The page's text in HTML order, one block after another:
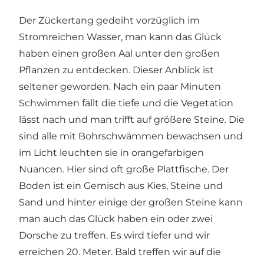
Der Zückertang gedeiht vorzüglich im
Stromreichen Wasser, man kann das Glück
haben einen großen Aal unter den großen
Pflanzen zu entdecken. Dieser Anblick ist
seltener geworden. Nach ein paar Minuten
Schwimmen fällt die tiefe und die Vegetation
lässt nach und man trifft auf größere Steine. Die
sind alle mit Bohrschwämmen bewachsen und
im Licht leuchten sie in orangefarbigen
Nuancen. Hier sind oft große Plattfische. Der
Boden ist ein Gemisch aus Kies, Steine und
Sand und hinter einige der großen Steine kann
man auch das Glück haben ein oder zwei
Dorsche zu treffen. Es wird tiefer und wir
erreichen 20. Meter. Bald treffen wir auf die